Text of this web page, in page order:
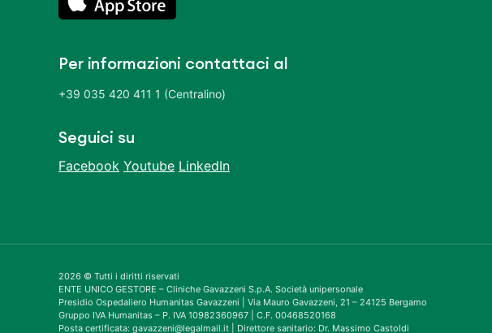
Per informazioni contattaci al
+39 035 420 411 1 (Centralino)
Seguici su
Facebook Youtube LinkedIn
2026 © Tutti i diritti riservati
ENTE UNICO GESTORE – Cliniche Gavazzeni S.p.A. Società unipersonale
Presidio Ospedaliero Humanitas Gavazzeni | Via Mauro Gavazzeni, 21 – 24125 Bergamo
Gruppo IVA Humanitas – P. IVA 10982360967 | C.F. 00468520168
Posta certificata: gavazzeni@legalmail.it | Direttore sanitario: Dr. Massimo Castoldi